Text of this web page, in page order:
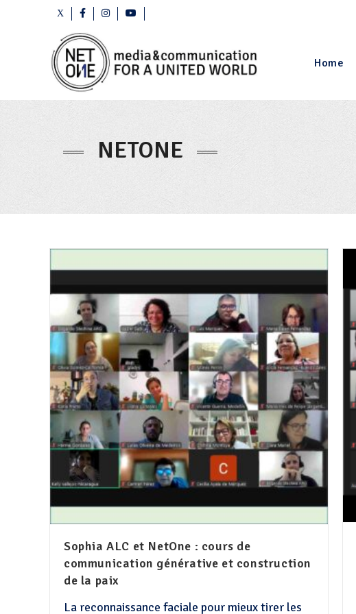
Home
NETONE
Sophia ALC et NetOne : cours de
communication générative et construction
de la paix
La reconnaissance faciale pour mieux tirer les